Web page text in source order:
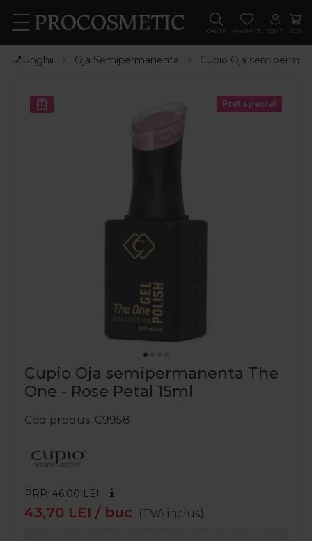
CAUTA FAVORITE CONT COS
💅Unghii Oja Semipermanenta Cupio Oja
Pret special
Cupio Oja semipermanenta The
One - Rose Petal 15ml
Cod produs C9958
PRP: 46,00 LEI
43,70 LEI / buc (TVA inclus)